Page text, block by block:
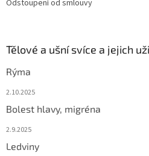
Odstoupení od smlouvy
Tělové a ušní svíce a jejich
Rýma
2.10.2025
Bolest hlavy, migréna
2.9.2025
Ledviny